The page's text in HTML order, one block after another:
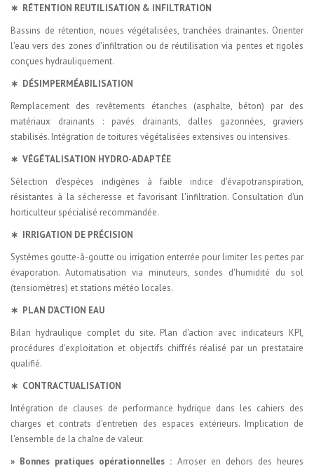
∗ RÉTENTION REUTILISATION & INFILTRATION
Bassins de rétention, noues végétalisées, tranchées drainantes. Orienter
l'eau vers des zones d'infiltration ou de réutilisation via pentes et rigoles
conçues hydrauliquement.
∗ DÉSIMPERMÉABILISATION
Remplacement des revêtements étanches (asphalte, béton) par des
matériaux drainants : pavés drainants, dalles gazonnées, graviers
stabilisés. Intégration de toitures végétalisées extensives ou intensives.
∗ VÉGÉTALISATION HYDRO-ADAPTÉE
Sélection d'espèces indigènes à faible indice d'évapotranspiration,
résistantes à la sécheresse et favorisant l'infiltration. Consultation d'un
horticulteur spécialisé recommandée.
∗ IRRIGATION DE PRÉCISION
Systèmes goutte-à-goutte ou irrigation enterrée pour limiter les pertes par
évaporation. Automatisation via minuteurs, sondes d'humidité du sol
(tensiomètres) et stations météo locales.
∗ PLAN D'ACTION EAU
Bilan hydraulique complet du site. Plan d'action avec indicateurs KPI,
procédures d'exploitation et objectifs chiffrés réalisé par un prestataire
qualifié.
∗ CONTRACTUALISATION
Intégration de clauses de performance hydrique dans les cahiers des
charges et contrats d'entretien des espaces extérieurs. Implication de
l'ensemble de la chaîne de valeur.
» Bonnes pratiques opérationnelles : Arroser en dehors des heures